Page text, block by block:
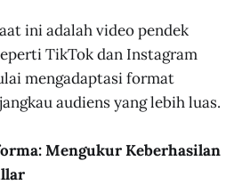
ini adalah video pendek
TikTok dan Instagram
mengadaptasi format
audiens yang lebih luas.
Mengukur Keberhasilan